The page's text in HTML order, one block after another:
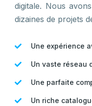
digitale. Nous
dizaines de projets
Une expérience
Un vaste réseau
Une parfaite
Un riche